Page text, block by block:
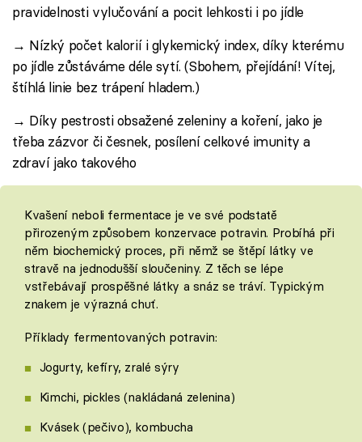
pravidelnosti vylučování a pocit lehkosti i po jídle
→ Nízký počet kalorií i glykemický index, díky kterému
po jídle zůstáváme déle sytí. (Sbohem, přejídání! Vítej,
štíhlá linie bez trápení hladem.)
→ Díky pestrosti obsažené zeleniny a koření, jako je
třeba zázvor či česnek, posílení celkové imunity a
zdraví jako takového
Kvašení neboli fermentace je ve své podstatě
přirozeným způsobem konzervace potravin. Probíhá při
něm biochemický proces, při němž se štěpí látky ve
stravě na jednodušší sloučeniny. Z těch se lépe
vstřebávají prospěšné látky a snáz se tráví. Typickým
znakem je výrazná chuť.
Příklady fermentovaných potravin:
Jogurty, kefíry, zralé sýry
Kimchi, pickles (nakládaná zelenina)
Kvásek (pečivo), kombucha